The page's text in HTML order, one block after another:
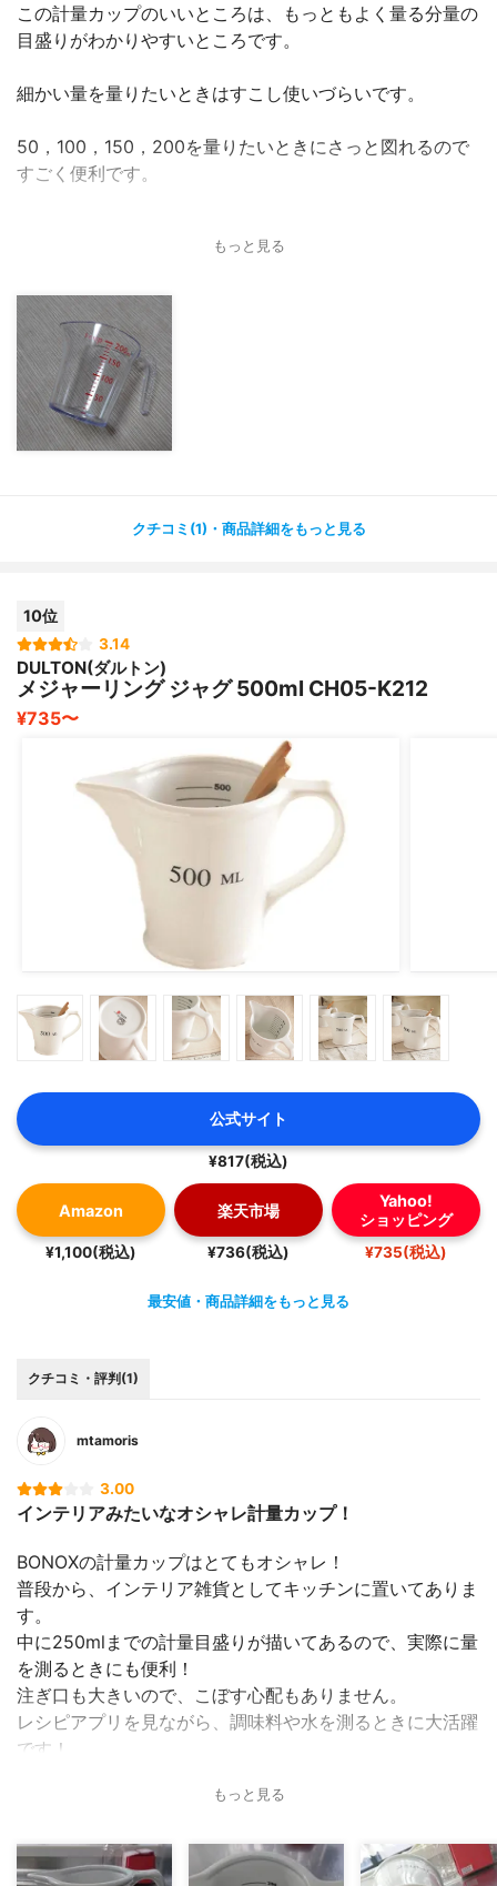
この計量カップのいいところは、もっともよく量る分量の
目盛りがわかりやすいところです。
細かい量を量りたいときはすこし使いづらいです。
50，100，150，200を量りたいときにさっと図れるので
すごく便利です。
上に向かって少し広がっているデザインなので、生クリー
ムなどすこしもったりとした液体をかき出すときにも便利
です。
もっと見る
クチコミ(1)・商品詳細をもっと見る
10位
3.14
DULTON(ダルトン)
メジャーリング ジャグ 500ml CH05-K212
¥735〜
公式サイト
¥817(税込)
Amazon
¥1,100(税込)
楽天市場
¥736(税込)
Yahoo!
ショッピング
¥735(税込)
最安値・商品詳細をもっと見る
クチコミ・評判(1)
mtamoris
3.00
インテリアみたいなオシャレ計量カップ！
BONOXの計量カップはとてもオシャレ！
普段から、インテリア雑貨としてキッチンに置いてありま
す。
中に250mlまでの計量目盛りが描いてあるので、実際に量
を測るときにも便利！
注ぎ口も大きいので、こぼす心配もありません。
レシピアプリを見ながら、調味料や水を測るときに大活躍
です！
もっと見る